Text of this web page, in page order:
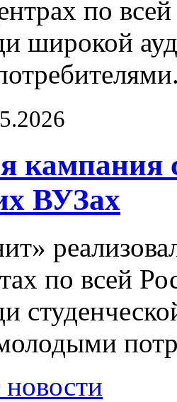
по
широкой
кампания
ВУЗах
по всей